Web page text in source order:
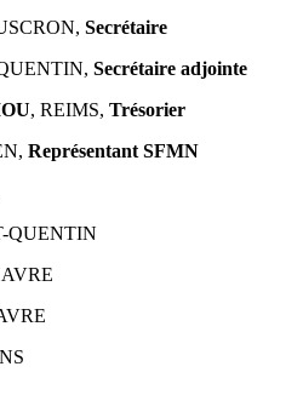
Secrétaire
Secrétaire adjointe
, REIMS, Trésorier
Représentant SFMN
QUENTIN